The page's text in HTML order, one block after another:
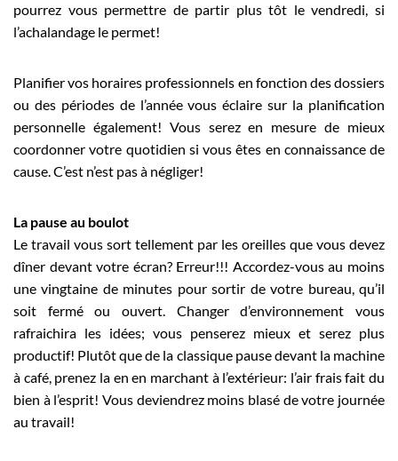
pourrez vous permettre de partir plus tôt le vendredi, si
l’achalandage le permet!
Planifier vos horaires professionnels en fonction des dossiers
ou des périodes de l’année vous éclaire sur la planification
personnelle également! Vous serez en mesure de mieux
coordonner votre quotidien si vous êtes en connaissance de
cause. C’est n’est pas à négliger!
La pause au boulot
Le travail vous sort tellement par les oreilles que vous devez
dîner devant votre écran? Erreur!!! Accordez-vous au moins
une vingtaine de minutes pour sortir de votre bureau, qu’il
soit fermé ou ouvert. Changer d’environnement vous
rafraichira les idées; vous penserez mieux et serez plus
productif! Plutôt que de la classique pause devant la machine
à café, prenez la en en marchant à l’extérieur: l’air frais fait du
bien à l’esprit! Vous deviendrez moins blasé de votre journée
au travail!